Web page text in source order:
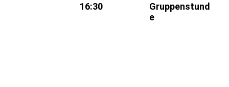
16:30
Gruppenstund
e